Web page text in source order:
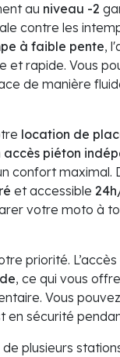
au niveau -2
contre les
à faible pente,
et rapide. Vous
de manière
location de
accès piéton
confort maximal.
et accessible
votre moto à
priorité.
, ce qui vous
Vous
en sécurité
plusieurs